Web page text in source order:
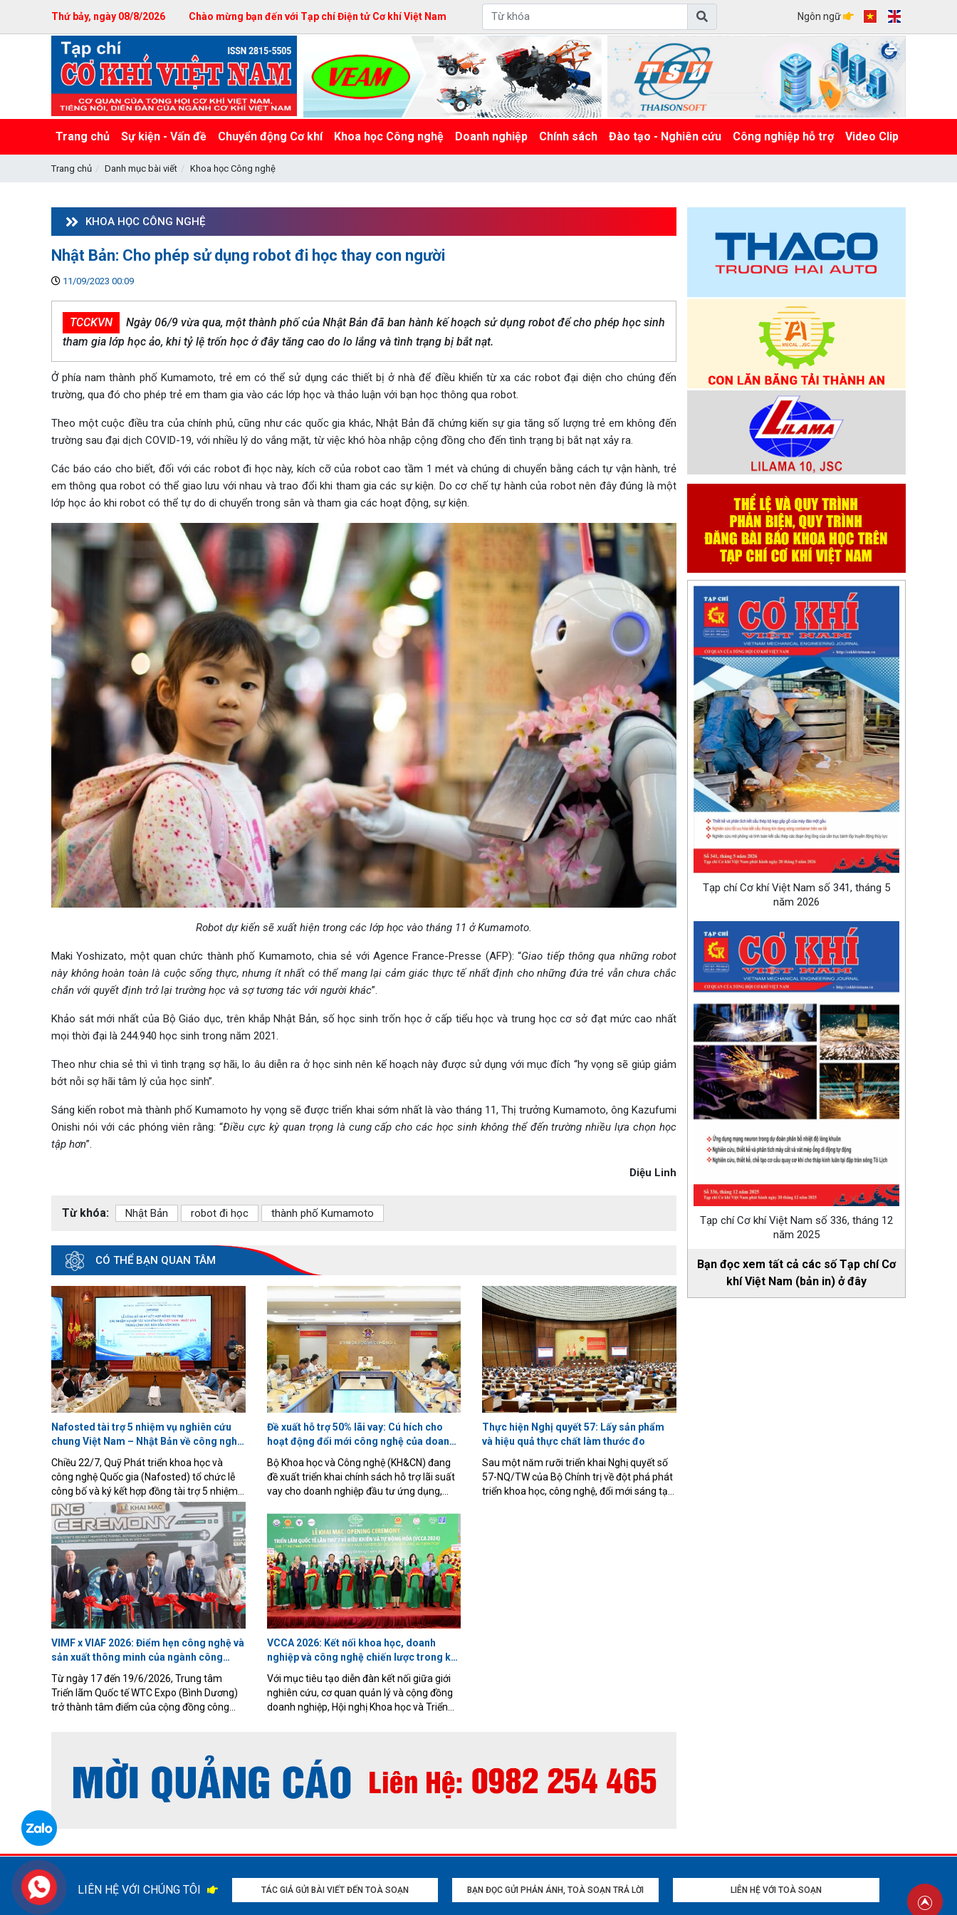
Thứ bảy, ngày 08/8/2026 Chào mừng bạn đến với Tạp chí Điện tử Cơ khí Việt Nam Ngôn ngữ
Trang chủ Sự kiện - Vấn đề Chuyển động Cơ khí Khoa học Công nghệ Doanh nghiệp Chính sách Đào tạo - Nghiên cứu Công nghiệp hỗ trợ Video Clip
Trang chủ Danh mục bài viết Khoa học Công nghệ
KHOA HỌC CÔNG NGHỆ
Nhật Bản: Cho phép sử dụng robot đi học thay con người
11/09/2023 00:09
TCCKVN
Ngày 06/9 vừa qua, một thành phố của Nhật Bản đã ban hành kế hoạch sử dụng robot để cho phép học sinh
tham gia lớp học ảo, khi tỷ lệ trốn học ở đây tăng cao do lo lắng và tình trạng bị bắt nạt.
Ở phía nam thành phố Kumamoto, trẻ em có thể sử dụng các thiết bị ở nhà để điều khiển từ xa các robot đại diện cho chúng đến
trường, qua đó cho phép trẻ em tham gia vào các lớp học và thảo luận với bạn học thông qua robot.
Theo một cuộc điều tra của chính phủ, cũng như các quốc gia khác, Nhật Bản đã chứng kiến ​​​​sự gia tăng số lượng trẻ em không đến
trường sau đại dịch COVID-19, với nhiều lý do vắng mặt, từ việc khó hòa nhập cộng đồng cho đến tình trạng bị bắt nạt xảy ra.
Các báo cáo cho biết, đối với các robot đi học này, kích cỡ của robot cao tầm 1 mét và chúng di chuyển bằng cách tự vận hành, trẻ
em thông qua robot có thể giao lưu với nhau và trao đổi khi tham gia các sự kiện. Do cơ chế tự hành của robot nên đây đúng là một
lớp học ảo khi robot có thể tự do di chuyển trong sân và tham gia các hoạt động, sự kiện.
Robot dự kiến ​​sẽ xuất hiện trong các lớp học vào tháng 11 ở Kumamoto.
Maki Yoshizato, một quan chức thành phố Kumamoto, chia sẻ với Agence France-Presse (AFP): “Giao tiếp thông qua những robot
này không hoàn toàn là cuộc sống thực, nhưng ít nhất có thể mang lại cảm giác thực tế nhất định cho những đứa trẻ vẫn chưa chắc
chắn với quyết định trở lại trường học và sợ tương tác với người khác”.
Khảo sát mới nhất của Bộ Giáo dục, trên khắp Nhật Bản, số học sinh trốn học ở cấp tiểu học và trung học cơ sở đạt mức cao nhất
mọi thời đại là 244.940 học sinh trong năm 2021.
Theo như chia sẻ thì vì tình trạng sợ hãi, lo âu diễn ra ở học sinh nên kế hoạch này được sử dụng với mục đích “hy vọng sẽ giúp giảm
bớt nỗi sợ hãi tâm lý của học sinh”.
Sáng kiến ​​robot mà thành phố Kumamoto hy vọng sẽ được triển khai sớm nhất là vào tháng 11, Thị trưởng Kumamoto, ông Kazufumi
Onishi nói với các phóng viên rằng: “Điều cực kỳ quan trọng là cung cấp cho các học sinh không thể đến trường nhiều lựa chọn học
tập hơn”.
Diệu Linh
Từ khóa: Nhật Bản robot đi học thành phố Kumamoto
CÓ THỂ BẠN QUAN TÂM
Nafosted tài trợ 5 nhiệm vụ nghiên cứu
chung Việt Nam – Nhật Bản về công nghệ
bán dẫn
Chiều 22/7, Quỹ Phát triển khoa học và
công nghệ Quốc gia (Nafosted) tổ chức lễ
công bố và ký kết hợp đồng tài trợ 5 nhiệm
vụ nghiên cứu chung giữa Việt Nam và Nhật
Bản trong lĩnh vực bán dẫn. Đây là dấu mốc
quan trọng, đánh dấu bước chuyển từ hợp
tác song phương sang triển khai các dự án
nghiên cứu chung, góp phần thúc đẩy làm
chủ công nghệ lõi và phát triển hệ sinh thái
bán dẫn Việt Nam.
Đề xuất hỗ trợ 50% lãi vay: Cú hích cho
hoạt động đổi mới công nghệ của doanh
Bộ Khoa học và Công nghệ (KH&CN) đang
đề xuất triển khai chính sách hỗ trợ lãi suất
vay cho doanh nghiệp đầu tư ứng dụng,
qua Quỹ Đổi mới công nghệ quốc gia
(NATIF). Theo phương án được đưa ra,
doanh nghiệp sẽ được Nhà nước hỗ trợ 50%
lãi suất vay theo hợp đồng tín dụng, với
mức hỗ trợ tối đa không vượt quá 6%/năm
và thời gian hỗ trợ kéo dài tối đa 5 năm.
Thực hiện Nghị quyết 57: Lấy sản phẩm
và hiệu quả thực chất làm thước đo
Sau một năm rưỡi triển khai Nghị quyết số
57-NQ/TW của Bộ Chính trị về đột phá phát
triển khoa học, công nghệ, đổi mới sáng tạo
VIMF x VIAF 2026: Điểm hẹn công nghệ và
sản xuất thông minh của ngành công
nghiệp Việt Nam
Từ ngày 17 đến 19/6/2026, Trung tâm
Triển lãm Quốc tế WTC Expo (Bình Dương)
trở thành tâm điểm của cộng đồng công
VIMF) phối hợp cùng Triển lãm Tự động hóa
Công nghiệp Việt Nam (Vietnam Industrial
Automation Fiesta – VIAF) chính thức diễn
Kết nối tương lai công nghiệp”.
VCCA 2026: Kết nối khoa học, doanh
nghiệp và công nghệ chiến lược trong kỷ
Với mục tiêu tạo diễn đàn kết nối giữa giới
nghiên cứu, cơ quan quản lý và cộng đồng
doanh nghiệp, Hội nghị Khoa học và Triển
tỉnh Gia Lai với chủ đề “Tự động hóa thông
minh - Công nghệ chiến lược của Kỷ nguyên
số”.
Tạp chí Cơ khí Việt Nam số 341, tháng 5
năm 2026
Tạp chí Cơ khí Việt Nam số 336, tháng 12
năm 2025
Bạn đọc xem tất cả các số Tạp chí Cơ
khí Việt Nam (bản in) ở đây
LIÊN HỆ VỚI CHÚNG TÔI TÁC GIẢ GỬI BÀI VIẾT ĐẾN TOÀ SOẠN BẠN ĐỌC GỬI PHẢN ÁNH, TOÀ SOẠN TRẢ LỜI LIÊN HỆ VỚI TOÀ SOẠN
Về đầu